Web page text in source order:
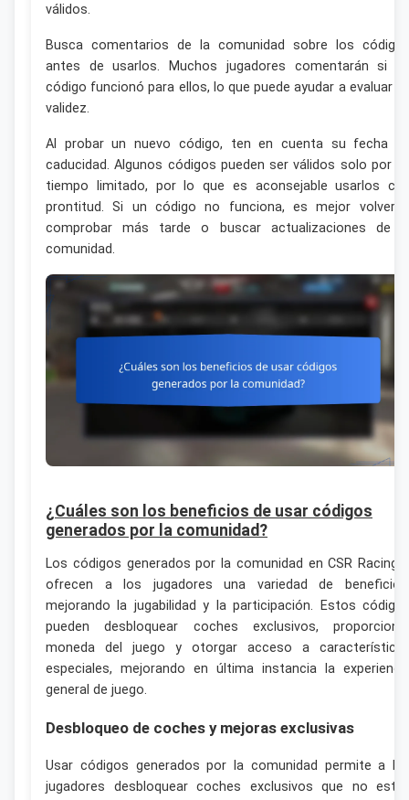
válidos.
Busca comentarios de la comunidad sobre los
antes de usarlos. Muchos jugadores comentarán si
código funcionó para ellos, lo que puede ayudar a evaluar
validez.
Al probar un nuevo código, ten en cuenta su fecha
caducidad. Algunos códigos pueden ser válidos solo por
tiempo limitado, por lo que es aconsejable usarlos
prontitud. Si un código no funciona, es mejor volver
comprobar más tarde o buscar actualizaciones de
comunidad.
¿Cuáles son los beneficios de usar códigos
generados por la comunidad?
Los códigos generados por la comunidad en CSR Racing
ofrecen a los jugadores una variedad de
mejorando la jugabilidad y la participación. Estos
pueden desbloquear coches exclusivos,
moneda del juego y otorgar acceso a
especiales, mejorando en última instancia la
general de juego.
Desbloqueo de coches y mejoras exclusivas
Usar códigos generados por la comunidad permite a
jugadores desbloquear coches exclusivos que no